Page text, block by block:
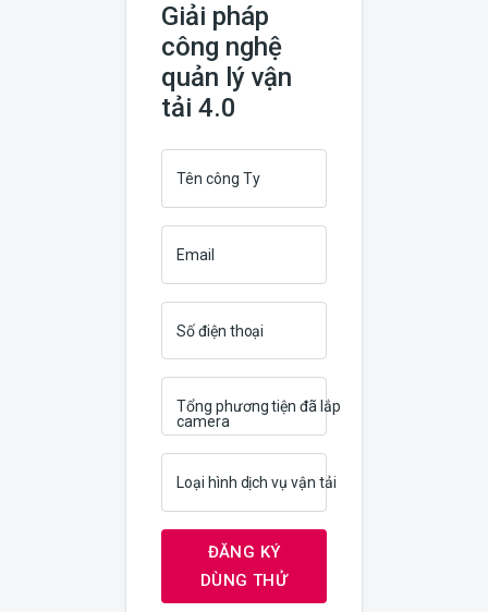
Giải pháp
công nghệ
quản lý vận
tải 4.0​
Tên công Ty
Email
Số điện thoại
Tổng phương tiện đã lắp
camera
Loại hình dịch vụ vận tải
ĐĂNG KÝ
DÙNG THỬ